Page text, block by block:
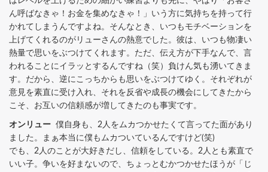
ん呼ばなきゃ！お金を集めなきゃ！」いう方に気持ちを持って行
かれてしまうんですよね。そんなとき、いつもモチベーションを
上げてくれるのがリューさんの熱意でした。彼は、いつも物凄い
熱量で思いをぶつけてくれます。ただ、伝え方が下手なんで、言
われることにイラッとするんですね（笑）負けん気も湧いてきま
す。だから、逆にこっちからも思いをぶつけてゆく。それぞれが
意見を素直に受け入れ、それを反省や成長の機会にしてきたから
こそ、お互いの信頼感が増してきたのも事実です。
オンリュー 僕自身も、2人をムカつかせたくて言ってた面があり
ました。まぁ本当に僕もムカついているんですけど(笑)
でも、2人のことが大好きだし、信頼をしている。2人とも素直で
いい子。争いを好まないので、ちょっとむかつかせたほうが「じ